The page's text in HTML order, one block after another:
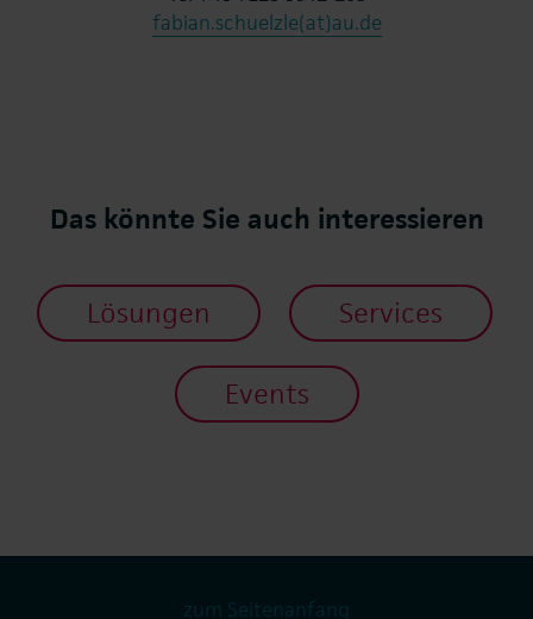
fabian.schuelzle(at)au.de
Das könnte Sie auch interessieren
Lösungen Services
Events
zum Seitenanfang